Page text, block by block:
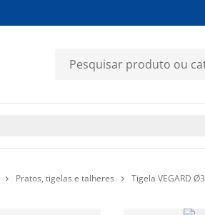
 Pratos, tigelas e talheres  Tigela VEGARD